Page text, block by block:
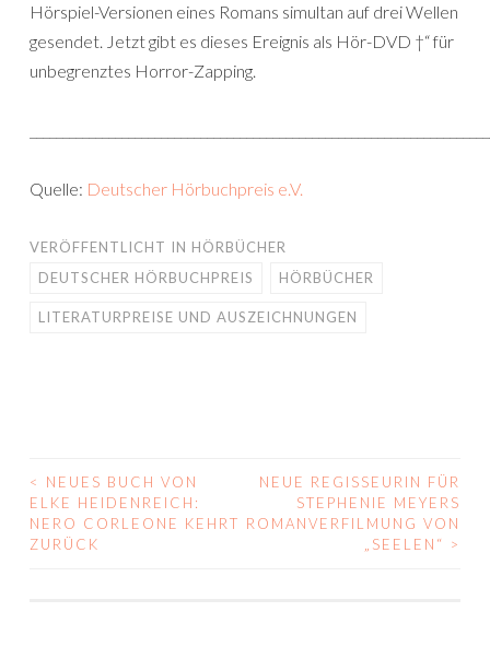
Hörspiel-Versionen eines Romans simultan auf drei Wellen
gesendet. Jetzt gibt es dieses Ereignis als Hör-DVD †“ für
unbegrenztes Horror-Zapping.
Quelle: Deutscher Hörbuchpreis e.V.
VERÖFFENTLICHT IN HÖRBÜCHER
DEUTSCHER HÖRBUCHPREIS
HÖRBÜCHER
LITERATURPREISE UND AUSZEICHNUNGEN
BEITRAGS-
NAVIGATION
<
NEUES BUCH VON
ELKE HEIDENREICH:
NERO CORLEONE KEHRT
ZURÜCK
NEUE REGISSEURIN FÜR
STEPHENIE MEYERS
ROMANVERFILMUNG VON
„SEELEN“ >